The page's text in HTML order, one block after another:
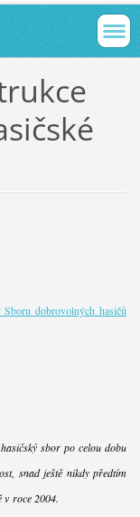
dobrovolných hasičů
sbor po celou dobu
snad ještě nikdy předtím
v roce 2004.